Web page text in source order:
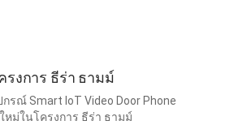
งการ ธีร่า ธามม์
รณ์ Smart IoT Video Door Phone
ม่ในโครงการ ธีร่า ธามม์